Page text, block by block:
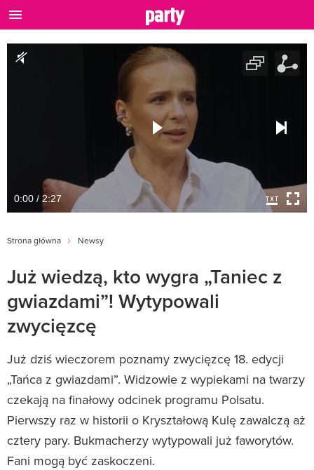
0:00 / 2:27
Strona główna Newsy
Już wiedzą, kto wygra „Taniec z
gwiazdami”! Wytypowali
zwycięzcę
Już dziś wieczorem poznamy zwycięzcę 18. edycji
„Tańca z gwiazdami”. Widzowie z wypiekami na twarzy
czekają na finałowy odcinek programu Polsatu.
Pierwszy raz w historii o Kryształową Kulę zawalczą aż
cztery pary. Bukmacherzy wytypowali już faworytów.
Fani mogą być zaskoczeni.